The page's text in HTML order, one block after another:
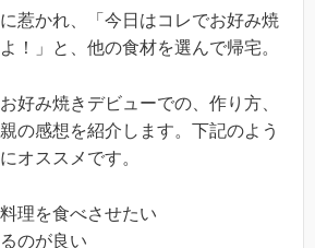
惹かれ、「今日はコレでお好み焼
！」と、他の食材を選んで帰宅。
好み焼きデビューでの、作り方、
の感想を紹介します。下記のよう
オススメです。
理を食べさせたい
のが良い